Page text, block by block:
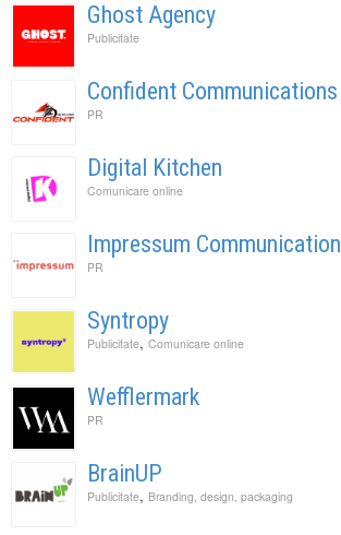
Ghost Agency
Publicitate
Confident Communications
PR
Digital Kitchen
Comunicare online
Impressum Communication
PR
Syntropy
Publicitate, Comunicare online
Wefflermark
PR
BrainUP
Publicitate, Branding, design, packaging